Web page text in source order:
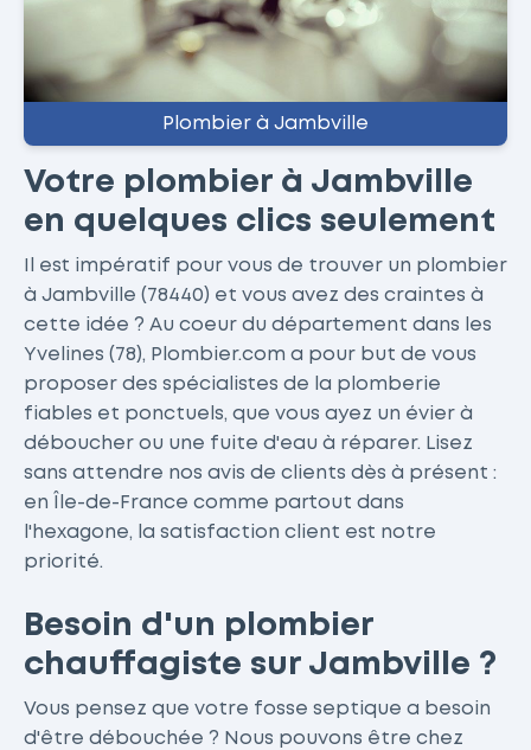
Plombier à Jambville
Votre plombier à Jambville
en quelques clics seulement
Il est impératif pour vous de trouver un plombier
à Jambville (78440) et vous avez des craintes à
cette idée ? Au coeur du département dans les
Yvelines (78), Plombier.com a pour but de vous
proposer des spécialistes de la plomberie
fiables et ponctuels, que vous ayez un évier à
déboucher ou une fuite d'eau à réparer. Lisez
sans attendre nos avis de clients dès à présent :
en Île-de-France comme partout dans
l'hexagone, la satisfaction client est notre
priorité.
Besoin d'un plombier
chauffagiste sur Jambville ?
Vous pensez que votre fosse septique a besoin
d'être débouchée ? Nous pouvons être chez